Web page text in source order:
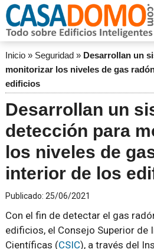
Inicio» Seguridad» Desarrollan un
monitorizar los niveles de gas
edificios
Desarrollan un
detección para
los niveles de
interior de los
Publicado: 25/06/2021
Con el fin de detectar el gas
edificios, el Consejo Superior de
Científicas (CSIC), a través del